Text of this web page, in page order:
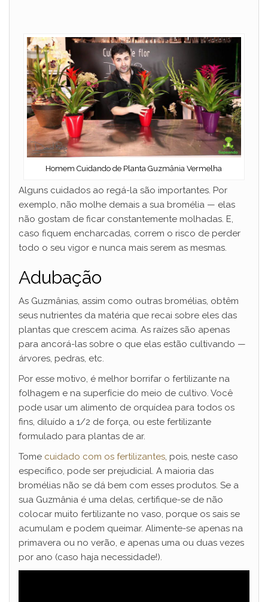
Homem Cuidando de Planta Guzmânia Vermelha
Alguns cuidados ao regá-la são importantes. Por
exemplo, não molhe demais a sua bromélia — elas
não gostam de ficar constantemente molhadas. E,
caso fiquem encharcadas, correm o risco de perder
todo o seu vigor e nunca mais serem as mesmas.
Adubação
As Guzmânias, assim como outras bromélias, obtêm
seus nutrientes da matéria que recai sobre eles das
plantas que crescem acima. As raízes são apenas
para ancorá-las sobre o que elas estão cultivando —
árvores, pedras, etc.
Por esse motivo, é melhor borrifar o fertilizante na
folhagem e na superfície do meio de cultivo. Você
pode usar um alimento de orquídea para todos os
fins, diluído a 1/2 de força, ou este fertilizante
formulado para plantas de ar.
Tome cuidado com os fertilizantes, pois, neste caso
específico, pode ser prejudicial. A maioria das
bromélias não se dá bem com esses produtos. Se a
sua Guzmânia é uma delas, certifique-se de não
colocar muito fertilizante no vaso, porque os sais se
acumulam e podem queimar. Alimente-se apenas na
primavera ou no verão, e apenas uma ou duas vezes
por ano (caso haja necessidade!).